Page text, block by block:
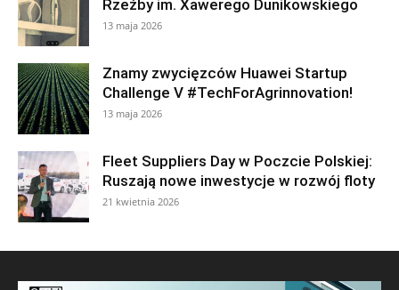
Rzeźby im. Xawerego Dunikowskiego
13 maja 2026
Znamy zwycięzców Huawei Startup
Challenge V #TechForAgrinnovation!
13 maja 2026
Fleet Suppliers Day w Poczcie Polskiej:
Ruszają nowe inwestycje w rozwój floty
21 kwietnia 2026